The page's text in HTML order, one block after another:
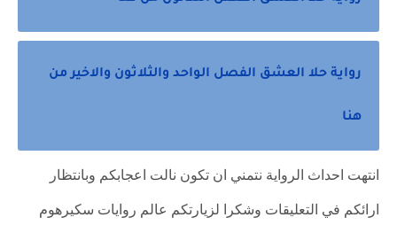
رواية حلا العشق الفصل الواحد والثلاثون والاخير من
هنا
انتهت احداث الرواية نتمني ان تكون نالت اعجابكم وبانتظار
ارائكم في التعليقات وشكرا لزيارتكم عالم روايات سكيرهوم